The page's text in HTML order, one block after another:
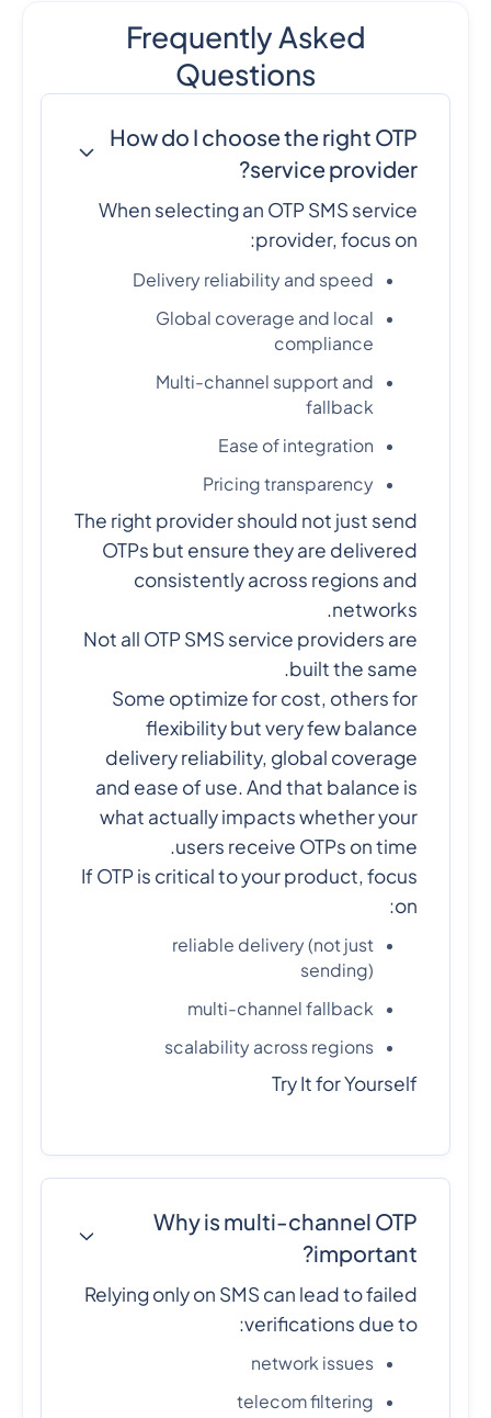
Frequently Asked
Questions
How do I choose the right OTP
service provider?
When selecting an OTP SMS service
provider, focus on:
Delivery reliability and speed
Global coverage and local
compliance
Multi-channel support and
fallback
Ease of integration
Pricing transparency
The right provider should not just send
OTPs but ensure they are delivered
consistently across regions and
networks.
Not all OTP SMS service providers are
built the same.
Some optimize for cost, others for
flexibility but very few balance
delivery reliability, global coverage
and ease of use. And that balance is
what actually impacts whether your
users receive OTPs on time.
If OTP is critical to your product, focus
on:
reliable delivery (not just
sending)
multi-channel fallback
scalability across regions
Try It for Yourself
Why is multi-channel OTP
important?
Relying only on SMS can lead to failed
verifications due to:
network issues
telecom filtering